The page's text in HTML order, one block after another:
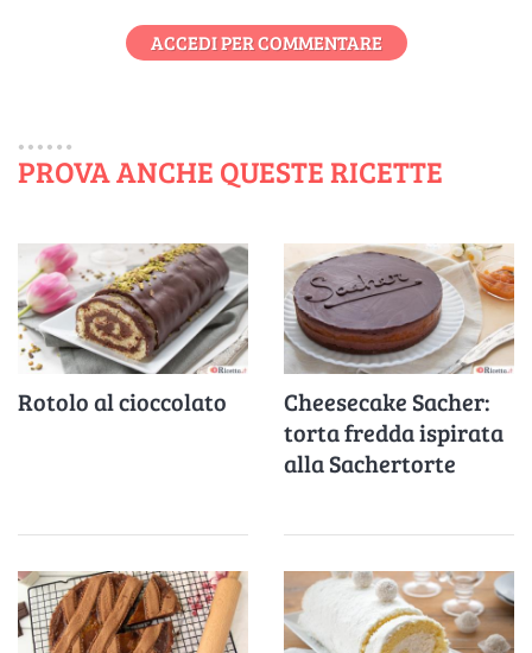
ACCEDI PER COMMENTARE
PROVA ANCHE QUESTE RICETTE
Rotolo al cioccolato
Cheesecake Sacher:
torta fredda ispirata
alla Sachertorte